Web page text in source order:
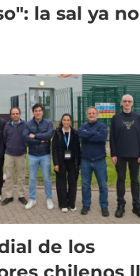
la sal ya
de los